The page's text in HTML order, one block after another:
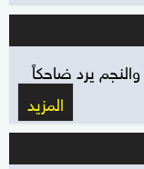
يرد ضاحكاً
المزيد